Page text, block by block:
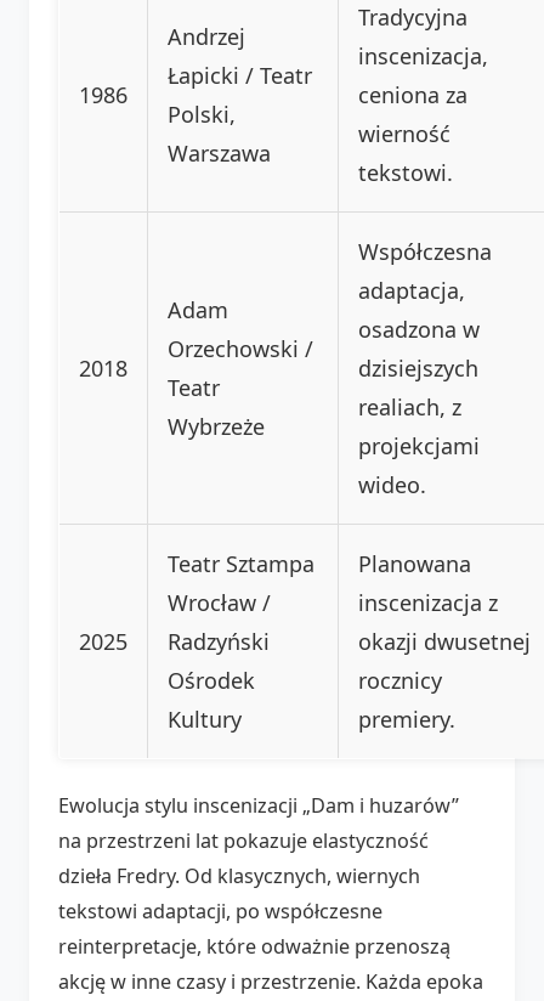
1986
Andrzej
Łapicki / Teatr
Polski,
Warszawa
Tradycyjna
inscenizacja,
ceniona za
wierność
tekstowi.
2018
Adam
Orzechowski /
Teatr
Wybrzeże
Współczesna
adaptacja,
osadzona w
dzisiejszych
realiach, z
projekcjami
wideo.
2025
Teatr Sztampa
Wrocław /
Radzyński
Ośrodek
Kultury
Planowana
inscenizacja z
okazji dwusetnej
rocznicy
premiery.
Ewolucja stylu inscenizacji „Dam i huzarów”
na przestrzeni lat pokazuje elastyczność
dzieła Fredry. Od klasycznych, wiernych
tekstowi adaptacji, po współczesne
reinterpretacje, które odważnie przenoszą
akcję w inne czasy i przestrzenie. Każda epoka